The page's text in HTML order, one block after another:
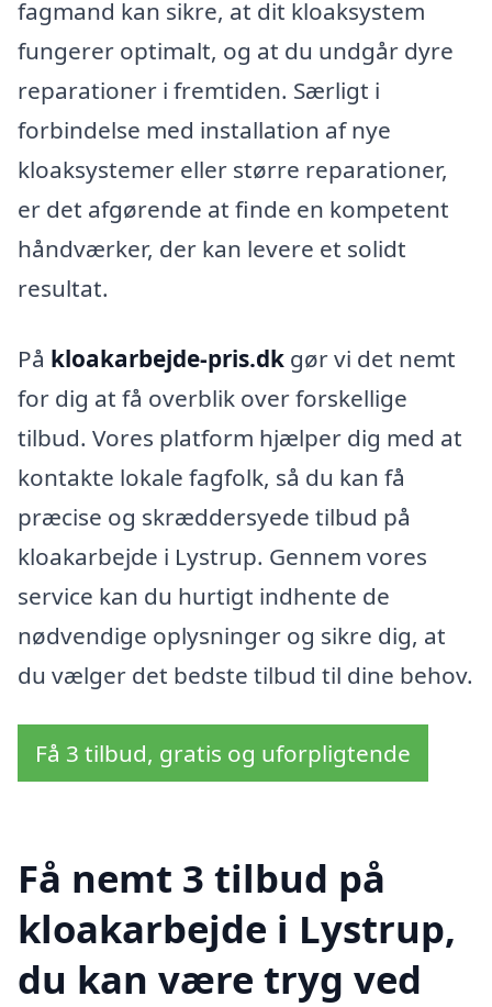
fagmand kan sikre, at dit kloaksystem
fungerer optimalt, og at du undgår dyre
reparationer i fremtiden. Særligt i
forbindelse med installation af nye
kloaksystemer eller større reparationer,
er det afgørende at finde en kompetent
håndværker, der kan levere et solidt
resultat.
På kloakarbejde-pris.dk gør vi det nemt
for dig at få overblik over forskellige
tilbud. Vores platform hjælper dig med at
kontakte lokale fagfolk, så du kan få
præcise og skræddersyede tilbud på
kloakarbejde i Lystrup. Gennem vores
service kan du hurtigt indhente de
nødvendige oplysninger og sikre dig, at
du vælger det bedste tilbud til dine behov.
Få 3 tilbud, gratis og uforpligtende
Få nemt 3 tilbud på
kloakarbejde i Lystrup,
du kan være tryg ved